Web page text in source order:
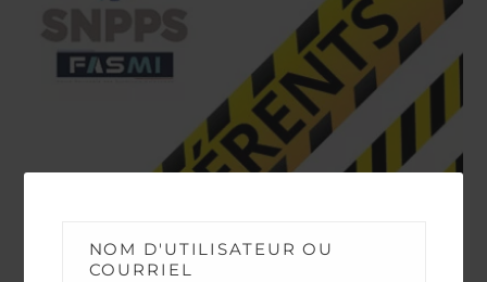
NOM D'UTILISATEUR OU
COURRIEL